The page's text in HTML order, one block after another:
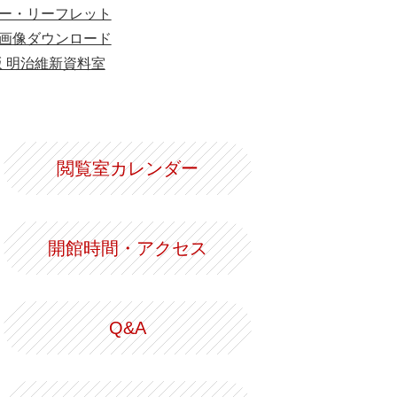
・リーフレット
像ダウンロード
明治維新資料室
閲覧室カレンダー
開館時間・アクセス
Q&A